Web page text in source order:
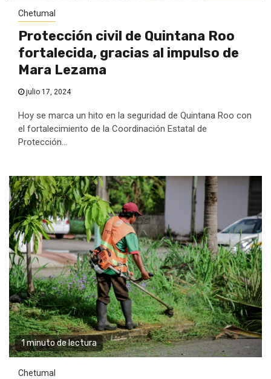
Chetumal
Protección civil de Quintana Roo
fortalecida, gracias al impulso de
Mara Lezama
julio 17, 2024
Hoy se marca un hito en la seguridad de Quintana Roo con
el fortalecimiento de la Coordinación Estatal de
Protección...
1 minuto de lectura
Chetumal